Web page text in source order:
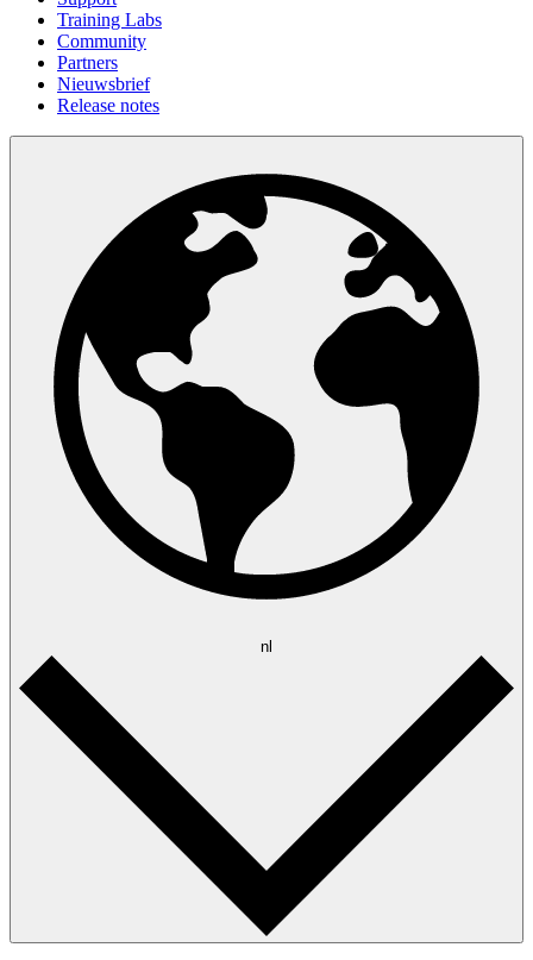
Training Labs
Community
Partners
Nieuwsbrief
Release notes
nl